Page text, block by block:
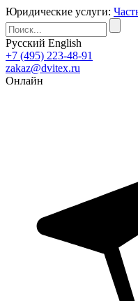
Юридические услуги:
Русский English
+7 (495) 223-48-91
zakaz@dvitex.ru
Онлайн